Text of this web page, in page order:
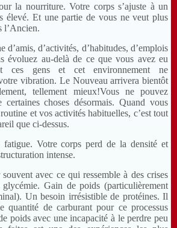
la nourriture. Votre corps s’ajuste à un
élevé. Et une partie de vous ne veut plus
l’Ancien.
d’amis, d’activités, d’habitudes, d’emplois
évoluez au-delà de ce que vous avez eu
ces gens et cet environnement ne
vibration. Le Nouveau arrivera bientôt
tellement mieux!Vous ne pouvez
certaines choses désormais. Quand vous
et vos activités habituelles, c’est tout
que ci-dessus.
fatigue. Votre corps perd de la densité et
intense.
avec ce qui ressemble à des crises
Gain de poids (particulièrement
Un besoin irrésistible de protéines. Il
quantité de carburant pour ce processus
poids avec une incapacité à le perdre peu